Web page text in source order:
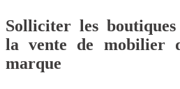
Solliciter les boutiques
la vente de mobilier
marque